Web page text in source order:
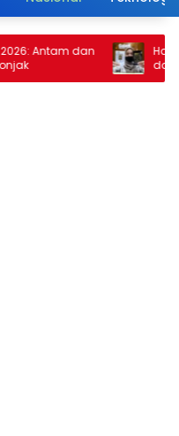
dan
Harga
dan